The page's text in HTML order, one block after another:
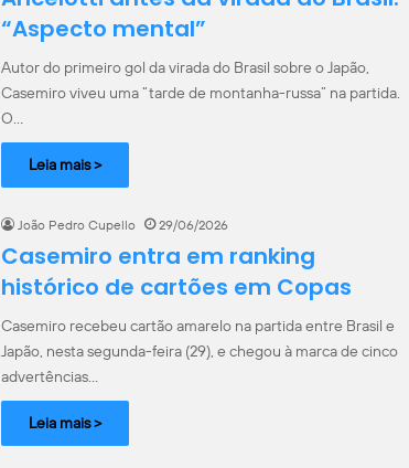
“Aspecto mental”
Autor do primeiro gol da virada do Brasil sobre o Japão,
Casemiro viveu uma “tarde de montanha-russa” na partida.
O…
Leia mais >
João Pedro Cupello 29/06/2026
Casemiro entra em ranking
histórico de cartões em Copas
Casemiro recebeu cartão amarelo na partida entre Brasil e
Japão, nesta segunda-feira (29), e chegou à marca de cinco
advertências…
Leia mais >